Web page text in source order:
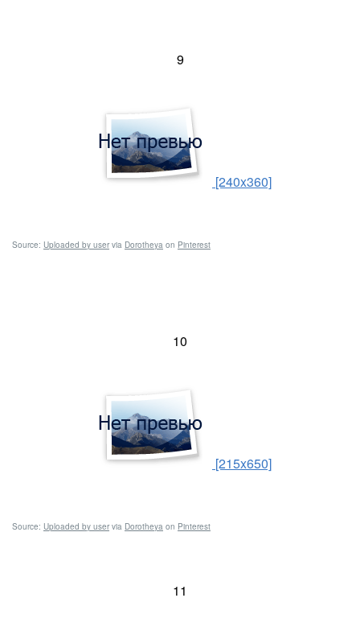
9
[240x360]
Source: Uploaded by uservia Dorotheya on Pinterest
10
[215x650]
Source: Uploaded by uservia Dorotheya on Pinterest
11